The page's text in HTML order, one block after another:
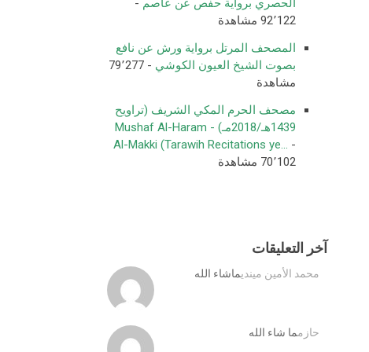
الحصري برواية حفص عن عاصم -
92٬122 مشاهدة
المصحف المرتل برواية ورش عن نافع
بصوت الشيخ العيون الكوشي
- 79٬277
مشاهدة
مصحف الحرم المكي الشريف (تراويح
1439هـ/2018مـ) - Mushaf Al-Haram
Al-Makki (Tarawih Recitations ye... -
70٬102 مشاهدة
آخر التعليقات
محمد الأمين مينديماشاء الله
حازمما شاء الله